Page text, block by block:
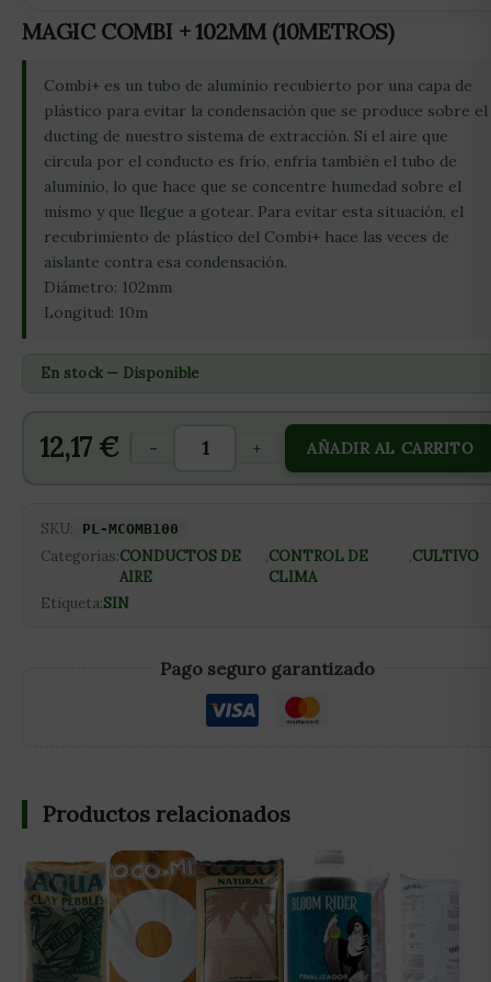
MAGIC COMBI + 102MM (10METROS)
Combi+ es un tubo de aluminio recubierto por una capa de
plástico para evitar la condensación que se produce sobre el
ducting de nuestro sistema de extracción. Si el aire que
circula por el conducto es frío, enfría también el tubo de
aluminio, lo que hace que se concentre humedad sobre el
mismo y que llegue a gotear. Para evitar esta situación, el
recubrimiento de plástico del Combi+ hace las veces de
aislante contra esa condensación.
Diámetro: 102mm
Longitud: 10m
En stock — Disponible
12,17 € - + AÑADIR AL CARRITO
SKU: PL-MCOMB100
Categorías:CONDUCTOS DE
AIRE
,CONTROL DE
CLIMA
,CULTIVO
Etiqueta:SIN
Pago seguro garantizado
Productos relacionados